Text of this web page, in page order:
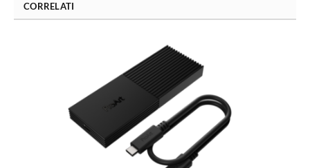
CORRELATI